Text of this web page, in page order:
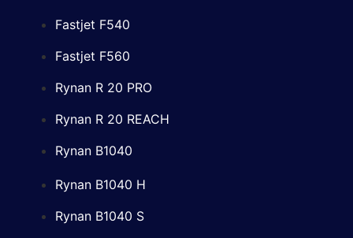
Fastjet F540
Fastjet F560
Rynan R 20 PRO
Rynan R 20 REACH
Rynan B1040
Rynan B1040 H
Rynan B1040 S